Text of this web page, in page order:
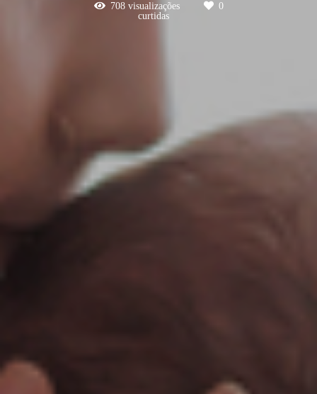
708visualizações
0
curtidas